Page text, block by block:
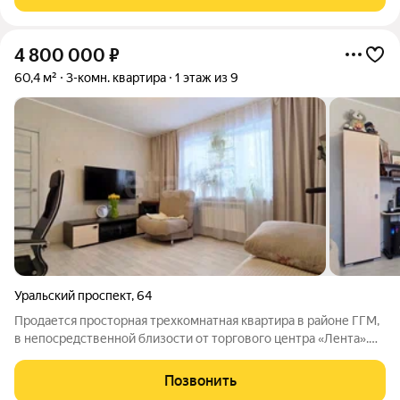
4 800 000 ₽
60,4 м² 3-комн. квартира 1 этаж из 9
Уральский проспект,64
Продается просторная трехкомнатная квартира в районе ГГМ,
в непосредственной близости от торгового центра «Лента».
выполненному качественному косметическому ремонту. В
помещениях выровнены полы,
Позвонить